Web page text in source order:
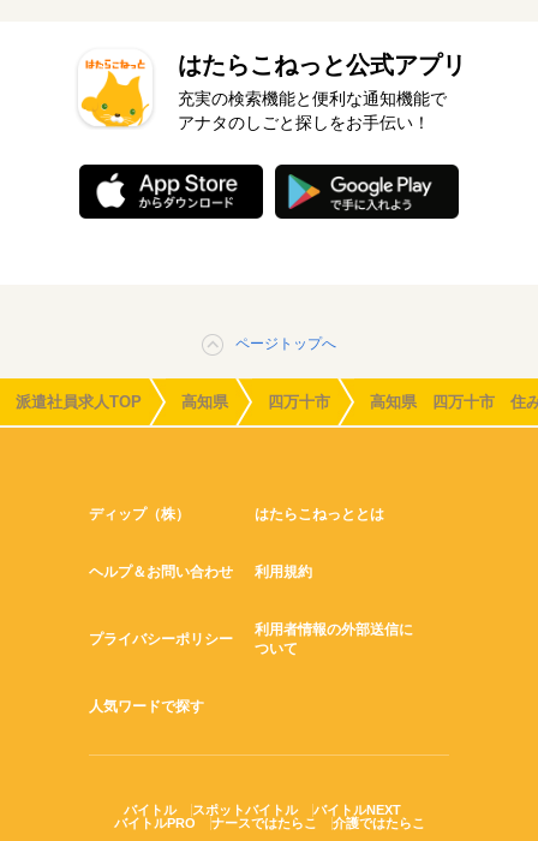
はたらこねっと公式アプリ
充実の検索機能と便利な通知機能で
アナタのしごと探しをお手伝い！
ページトップへ
派遣社員求人TOP 高知県 四万十市 高知県 四万十市 住
ディップ（株） はたらこねっととは
ヘルプ＆お問い合わせ 利用規約
プライバシーポリシー
利用者情報の外部送信に
ついて
人気ワードで探す
バイトル スポットバイトル
バイトルNEXT
バイトルPRO
ナースではたらこ 介護ではたらこ